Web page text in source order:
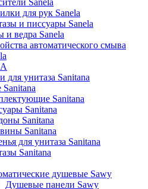
Sanela
для рук Sanela
и писсуары Sanela
и ведра Sanela
автоматического смыва
для унитаза Sanitana
Sanitana
Sanitana
Sanitana
Sanitana
Sanitana
для унитаза Sanitana
Sanitana
душевые Sawy
Душевые панели Sawy